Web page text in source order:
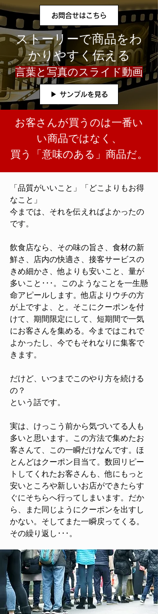
お問合せはこちら
ストーリーで商品をわ
かりやすく伝える
言葉と写真のスライド動画
▶ サンプルを見る
​お客さんが買うのは一番い
い商品ではなく、
買う「意味のある」商品だ。
「品質がいいこと」「どこよりもお得
なこと」
今までは、それを伝えればよかったの
です。
飲食店なら、その味の旨さ、食材の新
鮮さ、店内の快適さ、接客サービスの
きめ細かさ、他よりも安いこと、量が
多いこと･･･。このようなことを一生懸
命アピールします。他店よりウチの方
が上ですよ、と。そこにクーポンを付
けて、期間限定にして、短期間で一気
にお客さんを集める。今まではこれで
よかったし、今でもそれなりに集客で
きます。​
だけど、いつまでこのやり方を続ける
の？
という話です。
実は、けっこう前から気づいてる人も
多いと思います。この方法で集めたお
客さんて、この一瞬だけなんです。ほ
とんどはクーポン目当て。数回リピー
トしてくれたお客さんも、他にもっと
安いところや新しいお店ができたらす
ぐにそちらへ行ってしまいます。だか
ら、また同じようにクーポンを出すし
かない。そしてまた一瞬戻ってくる。
その繰り返し･･･。